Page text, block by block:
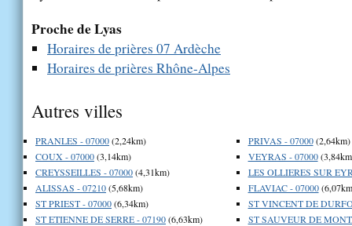
Proche de Lyas
Horaires de prières 07 Ardèche
Horaires de prières Rhône-Alpes
Autres villes
PRANLES - 07000(2,24km)
COUX - 07000(3,14km)
CREYSSEILLES - 07000(4,31km)
ALISSAS - 07210(5,68km)
ST PRIEST - 07000(6,34km)
ST ETIENNE DE SERRE - 07190(6,63km)
PRIVAS - 07000(2,64km)
VEYRAS - 07000
LES OLLIERES SUR
FLAVIAC - 07000
ST VINCENT DE
ST SAUVEUR DE